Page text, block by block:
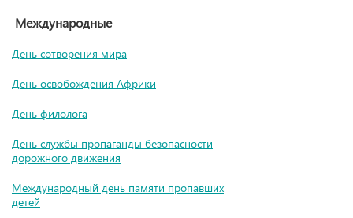
Международные
День сотворения мира
День освобождения Африки
День филолога
День службы пропаганды безопасности
дорожного движения
Международный день памяти пропавших
детей